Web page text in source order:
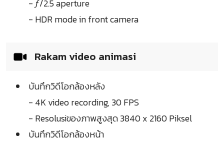
- ƒ/2.5 aperture
- HDR mode in front camera
Rakam video animasi
บันทึกวิดีโอกล้องหลัง
- 4K video recording, 30 FPS
- Resolusiของภาพสูงสุด 3840 x 2160 Piksel
บันทึกวิดีโอกล้องหน้า